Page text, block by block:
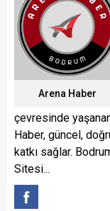
Arena Haber
çevresinde
Haber, güncel,
katkı sağlar.
Sitesi...